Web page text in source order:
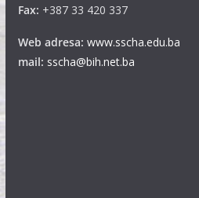
Fax: +387 33 420 337
Web adresa: www.sscha.edu.ba
mail: sscha@bih.net.ba